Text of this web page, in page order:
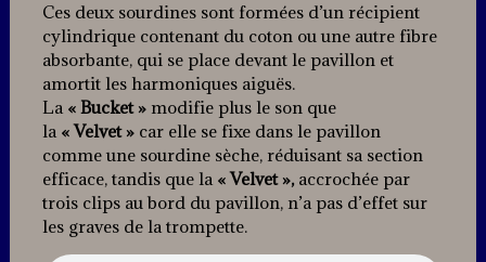
Ces deux sourdines sont formées d’un récipient
cylindrique contenant du coton ou une autre fibre
absorbante, qui se place devant le pavillon et
amortit les harmoniques aiguës.
La « Bucket » modifie plus le son que
la « Velvet »car elle se fixe dans le pavillon
comme une sourdine sèche, réduisant sa section
efficace, tandis que la « Velvet »,accrochée par
trois clips au bord du pavillon, n’a pas d’effet sur
les graves de la trompette.